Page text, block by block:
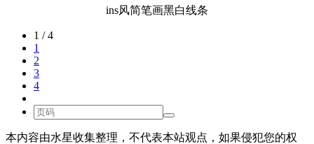
ins风简笔画黑白线条
1 / 4
1
2
3
4
本内容由水星收集整理，不代表本站观点，如果侵犯您的权